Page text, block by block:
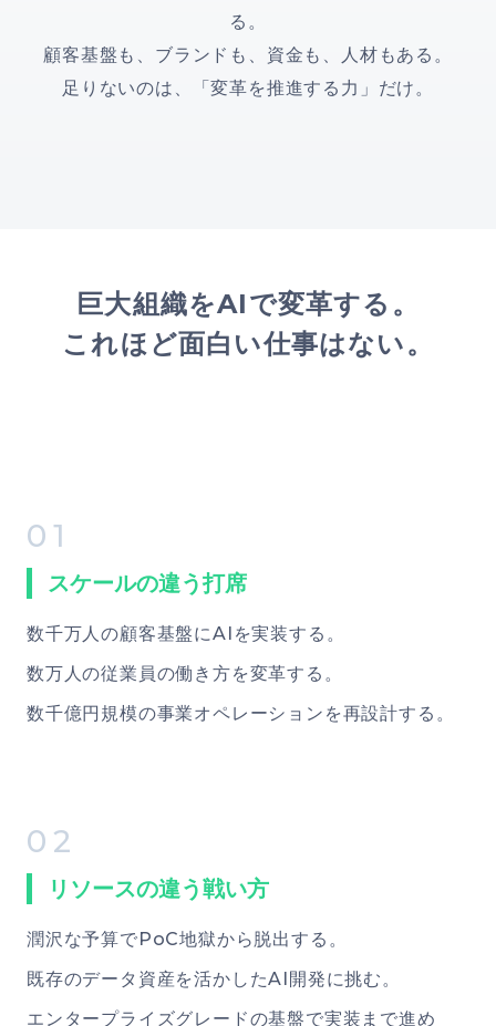
る。
顧客基盤も、ブランドも、資金も、人材もある。
足りないのは、「変革を推進する力」だけ。
巨大組織をAIで変革する。
これほど面白い仕事はない。
01
スケールの違う打席
数千万人の顧客基盤にAIを実装する。
数万人の従業員の働き方を変革する。
数千億円規模の事業オペレーションを再設計する。
02
リソースの違う戦い方
潤沢な予算でPoC地獄から脱出する。
既存のデータ資産を活かしたAI開発に挑む。
エンタープライズグレードの基盤で実装まで進め